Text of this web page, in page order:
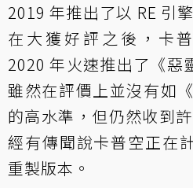
2019 年推出了以 RE 引
在大獲好評之後，卡
2020 年火速推出了《惡
雖然在評價上並沒有如
的高水準，但仍然收到
經有傳聞說卡普空正在
重製版本。